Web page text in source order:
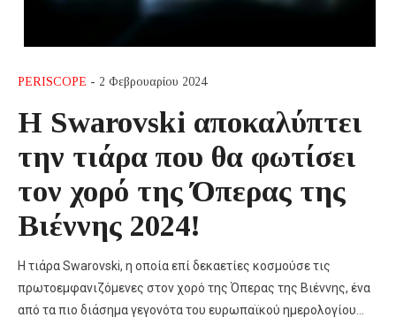
PERISCOPE - 2 Φεβρουαρίου 2024
Η Swarovski αποκαλύπτει
την τιάρα που θα φωτίσει
τον χορό της Όπερας της
Βιέννης 2024!
Η τιάρα Swarovski, η οποία επί δεκαετίες κοσμούσε τις
πρωτοεμφανιζόμενες στον χορό της Όπερας της Βιέννης, ένα
από τα πιο διάσημα γεγονότα του ευρωπαϊκού ημερολογίου…